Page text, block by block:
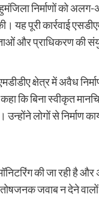
निर्माणों को
यह पूरी कार्रवाई
और प्राधिकरण की
क्षेत्र में अवैध
कि बिना स्वीकृत
उन्होंने लोगों से
की जा रही है और
जवाब न देने